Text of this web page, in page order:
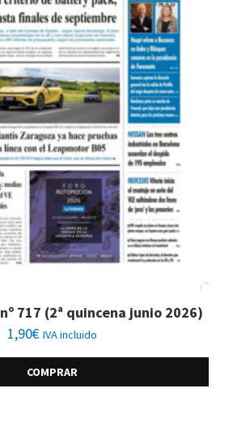
717 (2ª quincena junio 2026)
1,90€ IVA incluido
COMPRAR